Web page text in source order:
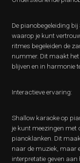
De pianobegeleiding
waarop je kunt
ritmes begeleiden de
nummer. Dit maakt
blijven en in harmonie
Interactieve ervaring:
Shallow karaoke op
je kunt meezingen met
pianoklanken. Dit
naar de muziek, maar
interpretatie geven aan